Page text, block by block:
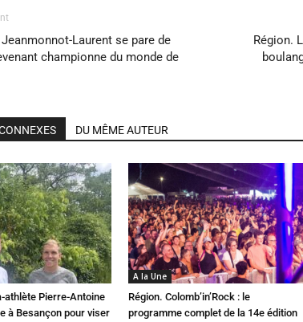
Laurent se pare de
championne du monde de
Région.
DU MÊME AUTEUR
athlète Pierre-Antoine
à Besançon pour viser
A la Une
Région. Colomb’in’Rock : le
programme complet de la 14e édition